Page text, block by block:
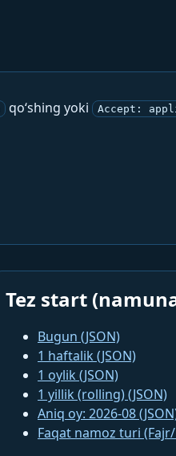
qo‘shing yoki Accept:
Tez start
Bugun (JSON)
1 haftalik (JSON)
1 oylik (JSON)
1 yillik (rolling) (JSON)
Aniq oy: 2026-08
Faqat namoz turi